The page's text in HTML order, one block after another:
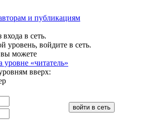
и публикациям
в сеть.
уровень, войдите в сеть.
можете
уровне «читатель»
вверх: